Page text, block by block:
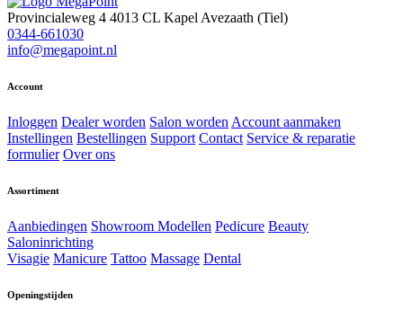
Provincialeweg 4 4013 CL Kapel Avezaath (Tiel)
0344-661030
info@megapoint.nl
Account
Inloggen Dealer worden Salon worden Account aanmaken
Instellingen Bestellingen Support Contact Service & reparatie
formulier Over ons
Assortiment
Aanbiedingen Showroom Modellen Pedicure Beauty
Saloninrichting
Visagie Manicure Tattoo Massage Dental
Openingstijden